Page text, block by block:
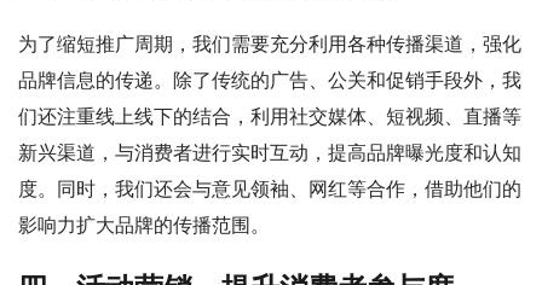
为了缩短推广周期，我们需要充分利用各种传播渠道，强化
品牌信息的传递。除了传统的广告、公关和促销手段外，我
们还注重线上线下的结合，利用社交媒体、短视频、直播等
新兴渠道，与消费者进行实时互动，提高品牌曝光度和认知
度。同时，我们还会与意见领袖、网红等合作，借助他们的
影响力扩大品牌的传播范围。